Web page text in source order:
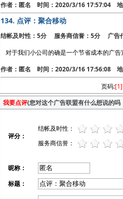
作者：匿名 时间：2020/3/16 17:57:04 地
134. 点评：聚合移动
结帐及时性：5分 服务商信誉：5分 广告
对于我们小公司的确是一个节省成本的广
作者：匿名 时间：2020/3/16 17:56:08 地
页码:[1]
我要点评(您对这个广告联盟有什么想说的
评分：
结帐及时性：
服务商信誉：
昵称：
标题：